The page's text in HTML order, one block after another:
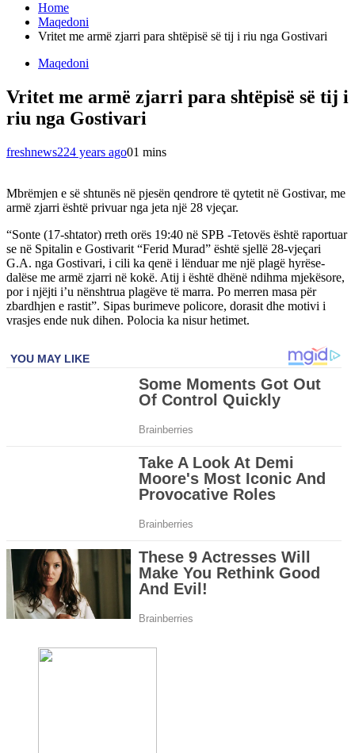
Home
Maqedoni
Vritet me armë zjarri para shtëpisë së tij i riu nga Gostivari
Maqedoni
Vritet me armë zjarri para shtëpisë së tij i
riu nga Gostivari
freshnews224 years ago01 mins
Mbrëmjen e së shtunës në pjesën qendrore të qytetit në Gostivar, me
armë zjarri është privuar nga jeta një 28 vjeçar.
“Sonte (17-shtator) rreth orës 19:40 në SPB -Tetovës është raportuar
se në Spitalin e Gostivarit “Ferid Murad” është sjellë 28-vjeçari
G.A. nga Gostivari, i cili ka qenë i lënduar me një plagë hyrëse-
dalëse me armë zjarri në kokë. Atij i është dhënë ndihma mjekësore,
por i njëjti i’u nënshtrua plagëve të marra. Po merren masa për
zbardhjen e rastit”. Sipas burimeve policore, dorasit dhe motivi i
vrasjes ende nuk dihen. Polocia ka nisur hetimet.